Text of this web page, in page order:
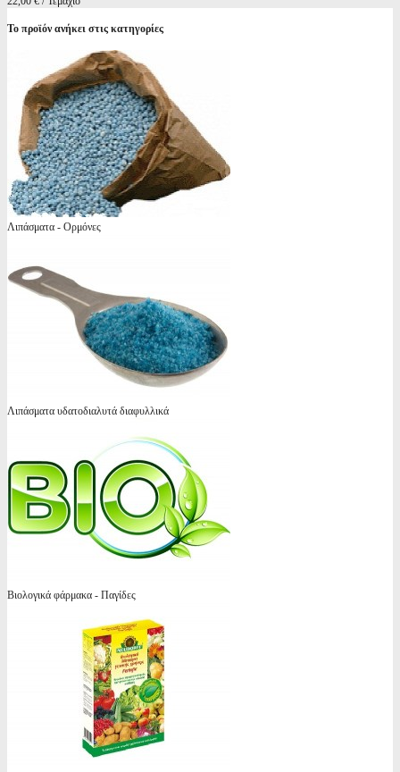
Το προϊόν ανήκει στις κατηγορίες
Λιπάσματα - Ορμόνες
Λιπάσματα υδατοδιαλυτά διαφυλλικά
Βιολογικά φάρμακα - Παγίδες